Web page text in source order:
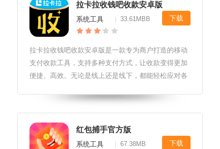
拉卡拉收钱吧收款安卓版
系统工具 33.61MBB 下载
拉卡拉收钱吧收款安卓版是一款专为商户打造的移动
支付收款工具，支持多种支付方式，让收款变得更加
便捷、高效。无论是线上还是线下，都能轻松应对各
渠道收款：支持微信支付、支付宝、银联等多种支付
方式，满足不同客户的支付需求
红包捕手官方版
系统工具 67.38MB 下载